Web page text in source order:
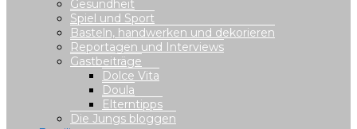
Gesundheit
Spiel und Sport
Basteln, handwerken und dekorieren
Reportagen und Interviews
Gastbeiträge
Dolce Vita
Doula
Elterntipps
Die Jungs bloggen